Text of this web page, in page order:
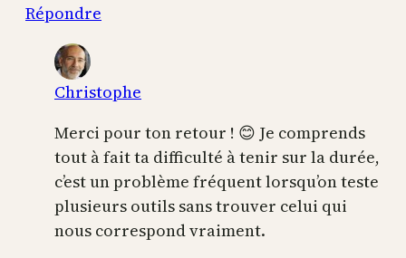
Répondre
Christophe
Merci pour ton retour ! 😊 Je comprends
tout à fait ta difficulté à tenir sur la durée,
c’est un problème fréquent lorsqu’on teste
plusieurs outils sans trouver celui qui
nous correspond vraiment.